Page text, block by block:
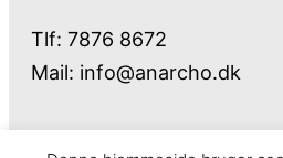
Tlf: 7876 8672
Mail: info@anarcho.dk